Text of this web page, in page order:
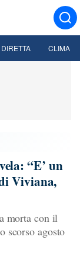
CLIMA
“E’ un
Viviana,
morta con il
scorso agosto